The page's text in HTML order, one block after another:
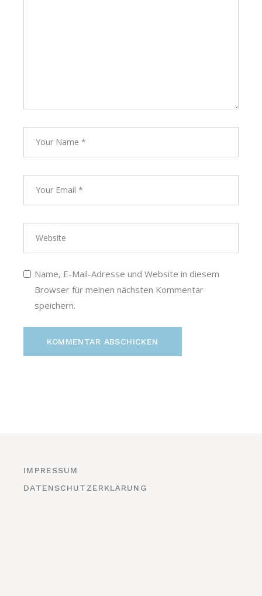
Name, E-Mail-Adresse und Website in diesem
Browser für meinen nächsten Kommentar
speichern.
KOMMENTAR ABSCHICKEN
IMPRESSUM
DATENSCHUTZERKLÄRUNG